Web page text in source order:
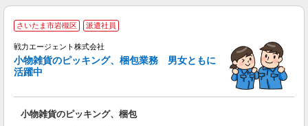
さいたま市岩槻区 派遣社員
戦力エージェント株式会社
小物雑貨のピッキング、梱包業務 男女ともに
活躍中
小物雑貨のピッキング、梱包